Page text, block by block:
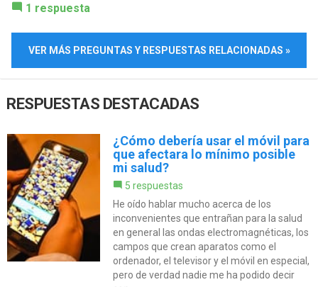
1 respuesta
VER MÁS PREGUNTAS Y RESPUESTAS RELACIONADAS »
RESPUESTAS DESTACADAS
¿Cómo debería usar el móvil para
que afectara lo mínimo posible
mi salud?
5 respuestas
He oído hablar mucho acerca de los
inconvenientes que entrañan para la salud
en general las ondas electromagnéticas, los
campos que crean aparatos como el
ordenador, el televisor y el móvil en especial,
pero de verdad nadie me ha podido decir